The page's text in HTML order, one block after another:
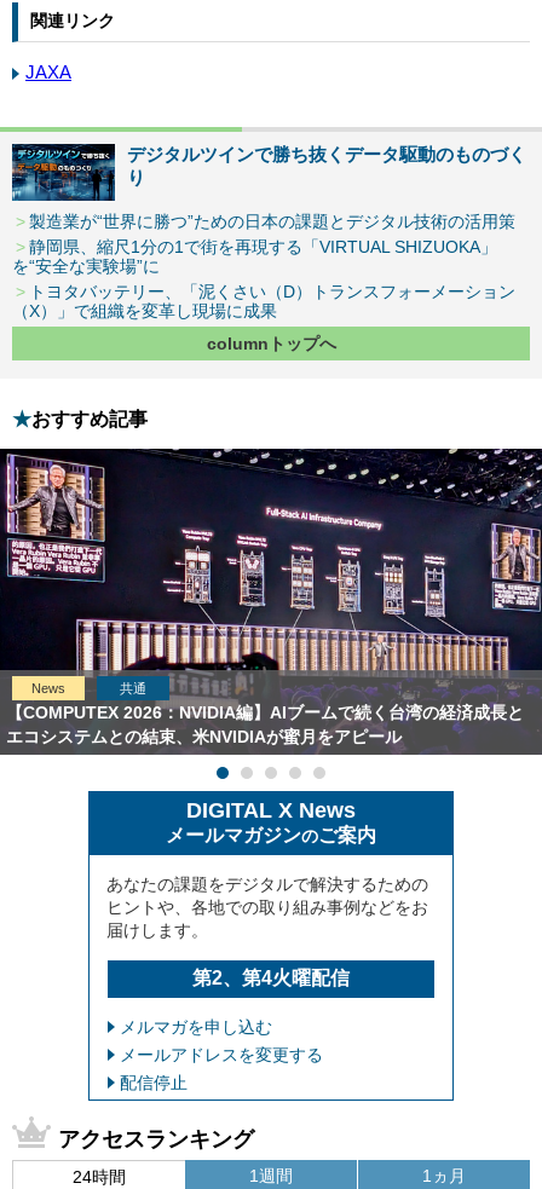
関連リンク
JAXA
デジタルツインで勝ち抜くデータ駆動のものづく
り
製造業が“世界に勝つ”ための日本の課題とデジタル技術の活用策
静岡県、縮尺1分の1で街を再現する「VIRTUAL SHIZUOKA」
を“安全な実験場”に
トヨタバッテリー、「泥くさい（D）トランスフォーメーション
（X）」で組織を変革し現場に成果
columnトップへ
おすすめ記事
News 共通
【COMPUTEX 2026：NVIDIA編】AIブームで続く台湾の経済成長と
エコシステムとの結束、米NVIDIAが蜜月をアピール
DIGITAL X News
メールマガジンのご案内
あなたの課題をデジタルで解決するための
ヒントや、各地での取り組み事例などをお
届けします。
第2、第4火曜配信
メルマガを申し込む
メールアドレスを変更する
配信停止
アクセスランキング
24時間 1週間 1ヵ月